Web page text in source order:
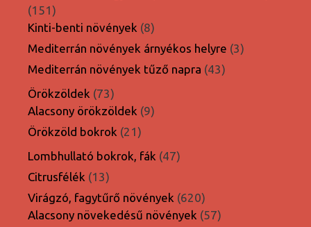
151151
termék
Kinti-benti növények 88
termék
Mediterrán növények árnyékos helyre 33
Mediterrán növények tűző napra 4343
Örökzöldek 7373
termék
Alacsony örökzöldek 99
Örökzöld bokrok 2121
termék
Lombhullató bokrok, fák 4747
Citrusfélék 1313
termék
Virágzó, fagytűrő növények 620620
termék
Alacsony növekedésű növények 5757